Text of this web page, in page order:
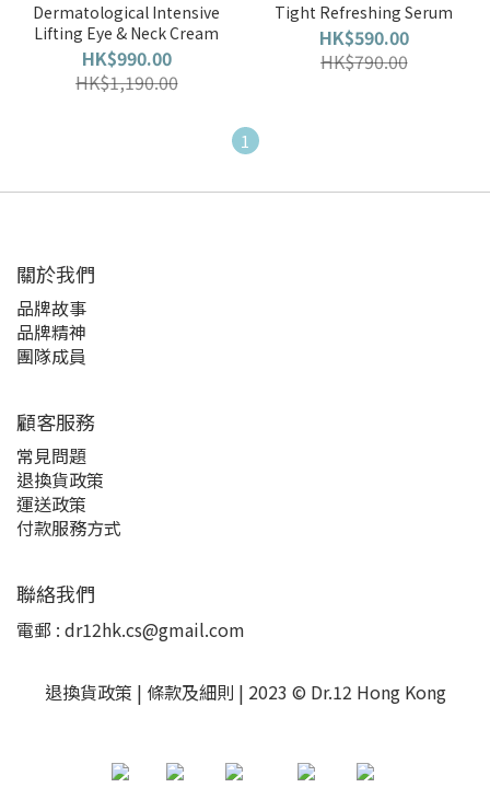
Dermatological Intensive
Lifting Eye & Neck Cream
HK$990.00
HK$1,190.00
Tight Refreshing Serum
HK$590.00
HK$790.00
1
關於我們
品牌故事
品牌精神
團隊成員
顧客服務
常見問題
退換貨政策
運送政策
付款服務方式
聯絡我們
電郵 : dr12hk.cs@gmail.com
退換貨政策 | 條款及細則 | 2023 © Dr.12 Hong Kong